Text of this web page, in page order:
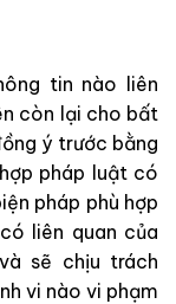
tin nào liên
còn lại cho bất
ý trước bằng
pháp luật có
pháp phù hợp
liên quan của
sẽ chịu trách
vi nào vi phạm